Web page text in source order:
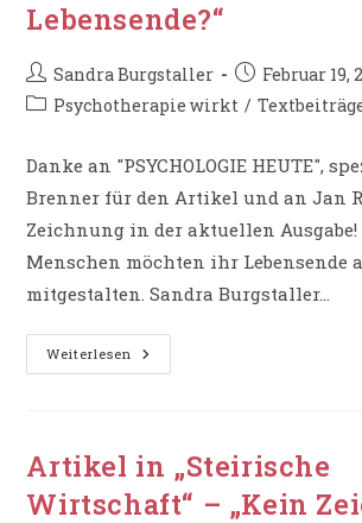
Lebensende?“
Beitrags-
Autor:
Sandra Burgstaller
Beitrag
veröffentlicht:
Februar 19,
Beitrags-
Psychotherapie wirkt /
Danke an "PSYCHOLOGIE HEUTE",
Brenner für den Artikel und an Jan
Zeichnung in der aktuellen Ausgabe!
Menschen möchten ihr Lebensende
mitgestalten. Sandra Burgstaller…
Weiterlesen PSYCHOLOGIE
HEUTE
Menschen
Am
Lebensende?“
Artikel in „Steirische
Wirtschaft“ – „Kein